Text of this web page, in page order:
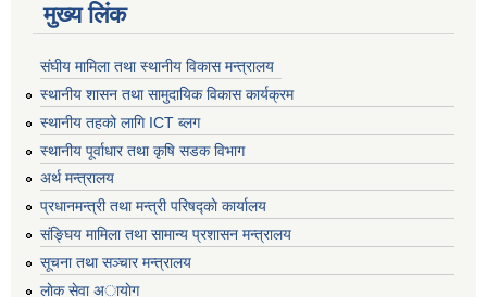
मुख्य लिंक
संघीय मामिला तथा स्थानीय विकास मन्त्रालय
स्थानीय शासन तथा सामुदायिक विकास कार्यक्रम
स्थानीय तहको लागि ICT ब्लग
स्थानीय पूर्वाधार तथा कृषि सडक विभाग
अर्थ मन्त्रालय
प्रधानमन्त्री तथा मन्त्री परिषद्काे कार्यालय
संङ्घिय मामिला तथा सामान्य प्रशासन मन्त्रालय
सूचना तथा सञ्चार मन्त्रालय
लाेक सेवा अायाेग